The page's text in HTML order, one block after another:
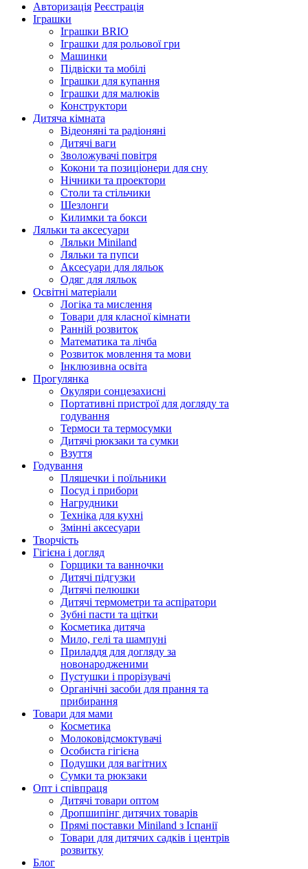
Авторизація Реєстрація
Іграшки
Іграшки BRIO
Іграшки для рольової гри
Машинки
Підвіски та мобілі
Іграшки для купання
Іграшки для малюків
Конструктори
Дитяча кімната
Відеоняні та радіоняні
Дитячі ваги
Зволожувачі повітря
Кокони та позиціонери для сну
Нічники та проектори
Столи та стільчики
Шезлонги
Килимки та бокси
Ляльки та аксесуари
Ляльки Miniland
Ляльки та пупси
Аксесуари для ляльок
Одяг для ляльок
Освітні матеріали
Логіка та мислення
Товари для класної кімнати
Ранній розвиток
Математика та лічба
Розвиток мовлення та мови
Інклюзивна освіта
Прогулянка
Окуляри сонцезахисні
Портативні пристрої для догляду та
годування
Термоси та термосумки
Дитячі рюкзаки та сумки
Взуття
Годування
Пляшечки і поїльники
Посуд і прибори
Нагрудники
Техніка для кухні
Змінні аксесуари
Творчість
Гігієна і догляд
Горщики та ванночки
Дитячі підгузки
Дитячі пелюшки
Дитячі термометри та аспіратори
Зубні пасти та щітки
Косметика дитяча
Мило, гелі та шампуні
Приладдя для догляду за
новонародженими
Пустушки і прорізувачі
Органічні засоби для прання та
прибирання
Товари для мами
Косметика
Молоковідсмоктувачі
Особиста гігієна
Подушки для вагітних
Сумки та рюкзаки
Опт і співпраця
Дитячі товари оптом
Дропшипінг дитячих товарів
Прямі поставки Miniland з Іспанії
Товари для дитячих садків і центрів
розвитку
Блог